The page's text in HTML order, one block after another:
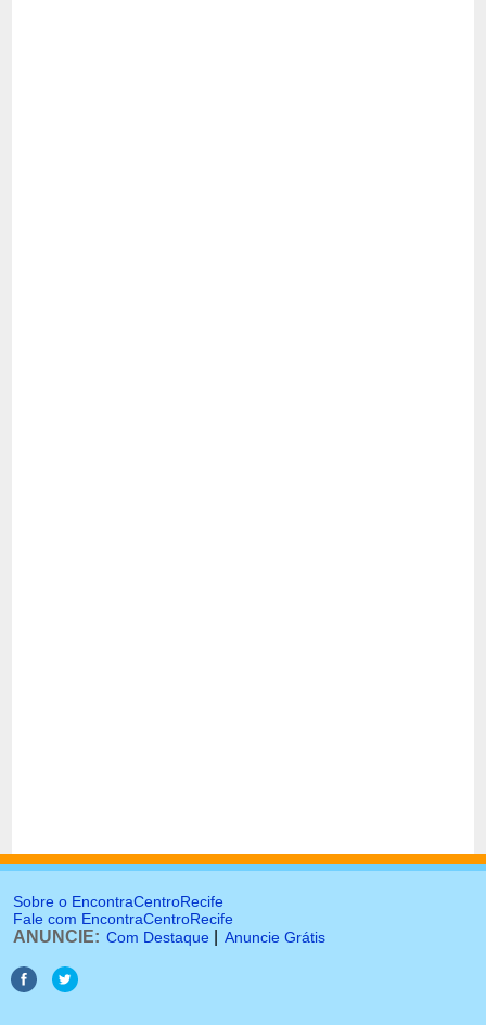
Sobre o EncontraCentroRecife
Fale com EncontraCentroRecife
ANUNCIE: Com Destaque Anuncie Grátis